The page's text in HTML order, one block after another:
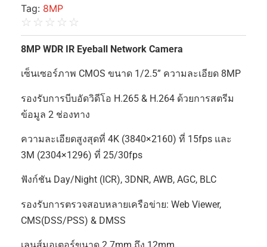
Tag: 8MP
☆ ☆ ☆ ☆ ☆
8MP WDR IR Eyeball Network Camera
เซ็นเซอร์ภาพ CMOS ขนาด 1/2.5” ความละเอียด 8MP
รองรับการบีบอัดวิดีโอ H.265 & H.264 ด้วยการสตรีม
ข้อมูล 2 ช่องทาง
ความละเอียดสูงสุดที่ 4K (3840×2160) ที่ 15fps และ
3M (2304×1296) ที่ 25/30fps
ฟังก์ชัน Day/Night (ICR), 3DNR, AWB, AGC, BLC
รองรับการตรวจสอบหลายเครือข่าย: Web Viewer,
CMS(DSS/PSS) & DMSS